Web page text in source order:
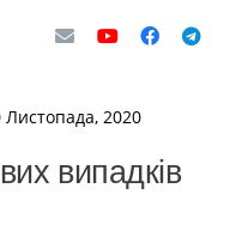
Листопада, 2020
випадків